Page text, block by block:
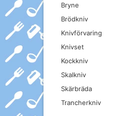
Bryne
Brödkniv
Knivförvaring
Knivset
Kockkniv
Skalkniv
Skärbräda
Trancherkniv